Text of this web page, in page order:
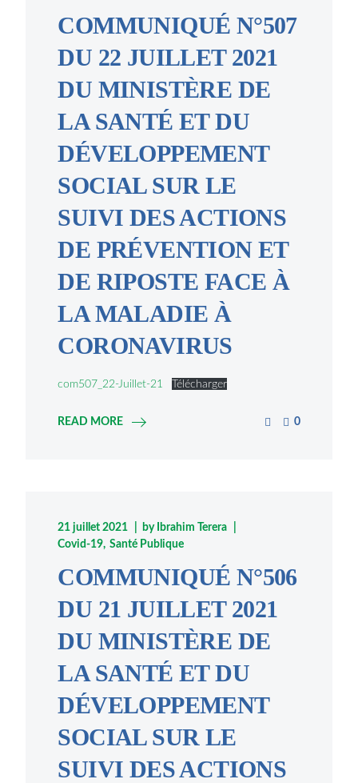
COMMUNIQUÉ N°507
DU 22 JUILLET 2021
DU MINISTÈRE DE
LA SANTÉ ET DU
DÉVELOPPEMENT
SOCIAL SUR LE
SUIVI DES ACTIONS
DE PRÉVENTION ET
DE RIPOSTE FACE À
LA MALADIE À
CORONAVIRUS
com507_22-Juillet-21 Télécharger
READ MORE 0
21 juillet 2021 by Ibrahim Terera
Covid-19 Santé Publique
COMMUNIQUÉ N°506
DU 21 JUILLET 2021
DU MINISTÈRE DE
LA SANTÉ ET DU
DÉVELOPPEMENT
SOCIAL SUR LE
SUIVI DES ACTIONS